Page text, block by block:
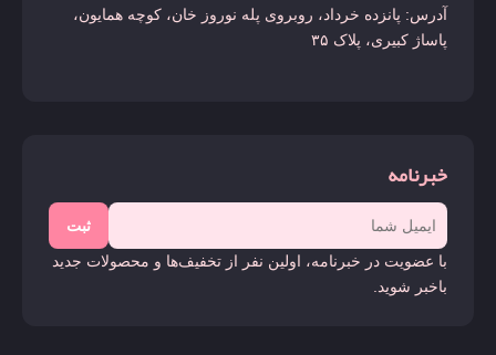
آدرس: پانزده خرداد، روبروی پله نوروز خان، کوچه همایون،
پاساژ کبیری، پلاک ۳۵
خبرنامه
ثبت
با عضویت در خبرنامه، اولین نفر از تخفیف‌ها و محصولات جدید
باخبر شوید.